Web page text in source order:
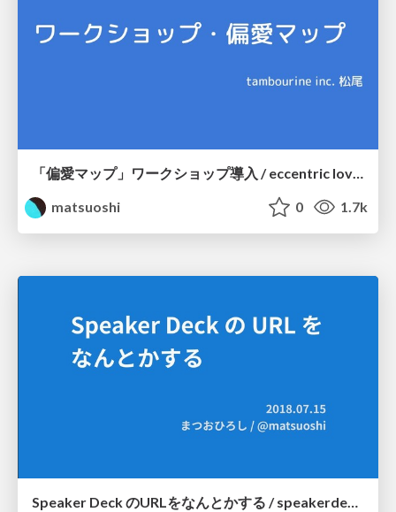
matsuoshi
0 1.7k
Speaker Deck のURLをなんとかする / speakerdeck's url